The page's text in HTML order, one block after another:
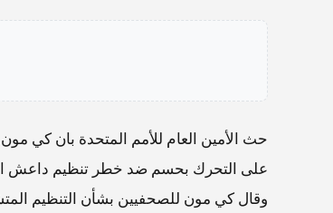
حث الأمين العام للأمم المتحدة بان كي
على التحرك بحسم ضد خطر تنظيم داعش
وقال كي مون للصحفيين بشأن التنظيم